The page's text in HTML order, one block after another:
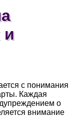
и
с понимания
Каждая
о
внимание